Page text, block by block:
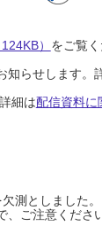
） をご覧く
知らせします。
細は配信資料に
測としました
ご注意ください